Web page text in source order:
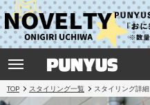
TOP スタイリング一覧 スタイリング詳細